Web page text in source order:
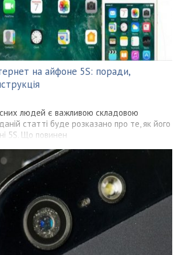
на айфоне 5S: поради,
людей є важливою складовою
статті буде розказано про те, як його
5S. Що повинен